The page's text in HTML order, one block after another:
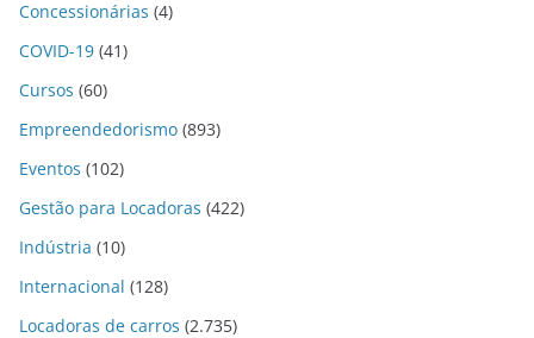
Concessionárias (4)
COVID-19 (41)
Cursos (60)
Empreendedorismo (893)
Eventos (102)
Gestão para Locadoras (422)
Indústria (10)
Internacional (128)
Locadoras de carros (2.735)